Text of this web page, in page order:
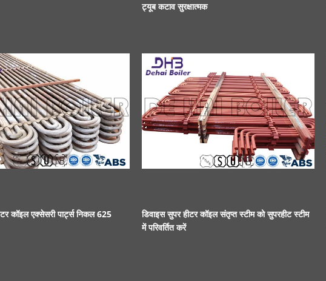
ट्यूब कटाव सुरक्षात्मक
कॉइल एक्सेसरी पार्ट्स निकल 625
डिवाइस सुपर हीटर कॉइल संतृप्त स्टीम को सुपरहीट स्टीम
में परिवर्तित करें